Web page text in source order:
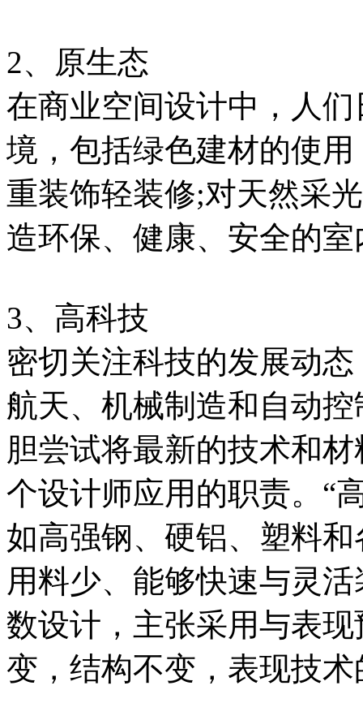
2、原生态
在商业空间设计中，人
境，包括绿色建材的使
重装饰轻装修;对天然采
造环保、健康、安全的
3、高科技
密切关注科技的发展动
航天、机械制造和自动
胆尝试将最新的技术和
个设计师应用的职责。“
如高强钢、硬铝、塑料
用料少、能够快速与灵
数设计，主张采用与表
变，结构不变，表现技